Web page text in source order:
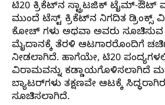
ಟಿ20 ಕ್ರಿಕೆಟ್‌ನ ಸ್ಟ್ರಾಟಜಿಕ್ ಟೈಮ್-ಔಟ್
ಮುಂದೆ ಟೆಸ್ಟ್ ಕ್ರಿಕೆಟ್‌ನ ನಿಗದಿತ ಡ್ರಿಂಕ್ಸ್
ಕೋಚ್ ಗಳು ಅಥವಾ ಅವರು ಸೂಚಿಸುವ
ಮೈದಾನಕ್ಕೆ ತೆರಳಿ ಆಟಗಾರರೊಂದಿಗೆ
ನೀಡಲಾಗಿದೆ. ಹಾಗೆಯೇ, ಟಿ20
ವಿರಾಮವನ್ನು ಕಡ್ಡಾಯಗೊಳಿಸಲಾಗಿದೆ
ಬ್ಯಾಟರ್‌ಗಳು ತಕ್ಷಣವೇ ಆಟಕ್ಕೆ
ಸೂಚಿಸಲಾಗಿದೆ.